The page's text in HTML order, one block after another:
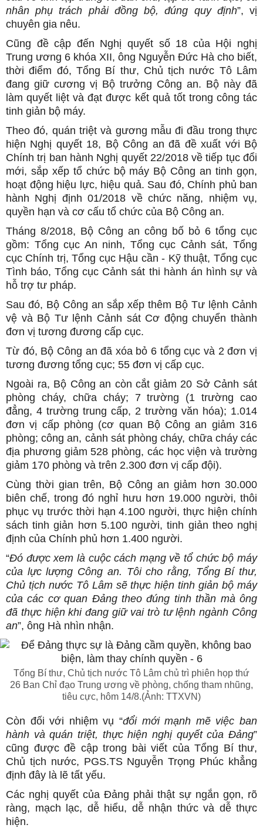
nhân phụ trách phải đồng bộ, đúng quy định”, vị
chuyên gia nêu.
Cũng đề cập đến Nghị quyết số 18 của Hội nghị
Trung ương 6 khóa XII, ông Nguyễn Đức Hà cho biết,
thời điểm đó, Tổng Bí thư, Chủ tịch nước Tô Lâm
đang giữ cương vị Bộ trưởng Công an. Bộ này đã
làm quyết liệt và đạt được kết quả tốt trong công tác
tinh giản bộ máy.
Theo đó, quán triệt và gương mẫu đi đầu trong thực
hiện Nghị quyết 18, Bộ Công an đã đề xuất với Bộ
Chính trị ban hành Nghị quyết 22/2018 về tiếp tục đổi
mới, sắp xếp tổ chức bộ máy Bộ Công an tinh gọn,
hoạt động hiệu lực, hiệu quả. Sau đó, Chính phủ ban
hành Nghị định 01/2018 về chức năng, nhiệm vụ,
quyền hạn và cơ cấu tổ chức của Bộ Công an.
Tháng 8/2018, Bộ Công an công bố bỏ 6 tổng cục
gồm: Tổng cục An ninh, Tổng cục Cảnh sát, Tổng
cục Chính trị, Tổng cục Hậu cần - Kỹ thuật, Tổng cục
Tình báo, Tổng cục Cảnh sát thi hành án hình sự và
hỗ trợ tư pháp.
Sau đó, Bộ Công an sắp xếp thêm Bộ Tư lệnh Cảnh
vệ và Bộ Tư lệnh Cảnh sát Cơ động chuyển thành
đơn vị tương đương cấp cục.
Từ đó, Bộ Công an đã xóa bỏ 6 tổng cục và 2 đơn vị
tương đương tổng cục; 55 đơn vị cấp cục.
Ngoài ra, Bộ Công an còn cắt giảm 20 Sở Cảnh sát
phòng cháy, chữa cháy; 7 trường (1 trường cao
đẳng, 4 trường trung cấp, 2 trường văn hóa); 1.014
đơn vị cấp phòng (cơ quan Bộ Công an giảm 316
phòng; công an, cảnh sát phòng cháy, chữa cháy các
địa phương giảm 528 phòng, các học viện và trường
giảm 170 phòng và trên 2.300 đơn vị cấp đội).
Cùng thời gian trên, Bộ Công an giảm hơn 30.000
biên chế, trong đó nghỉ hưu hơn 19.000 người, thôi
phục vụ trước thời hạn 4.100 người, thực hiện chính
sách tinh giản hơn 5.100 người, tinh giản theo nghị
định của Chính phủ hơn 1.400 người.
“Đó được xem là cuộc cách mạng về tổ chức bộ máy
của lực lượng Công an. Tôi cho rằng, Tổng Bí thư,
Chủ tịch nước Tô Lâm sẽ thực hiện tinh giản bộ máy
của các cơ quan Đảng theo đúng tinh thần mà ông
đã thực hiện khi đang giữ vai trò tư lệnh ngành Công
an”, ông Hà nhìn nhận.
Tổng Bí thư, Chủ tịch nước Tô Lâm chủ trì phiên họp thứ
26 Ban Chỉ đạo Trung ương về phòng, chống tham nhũng,
tiêu cực, hôm 14/8.(Ảnh: TTXVN)
Còn đối với nhiệm vụ “đổi mới mạnh mẽ việc ban
hành và quán triệt, thực hiện nghị quyết của Đảng”
cũng được đề cập trong bài viết của Tổng Bí thư,
Chủ tịch nước, PGS.TS Nguyễn Trọng Phúc khẳng
định đây là lẽ tất yếu.
Các nghị quyết của Đảng phải thật sự ngắn gọn, rõ
ràng, mạch lạc, dễ hiểu, dễ nhận thức và dễ thực
hiện.